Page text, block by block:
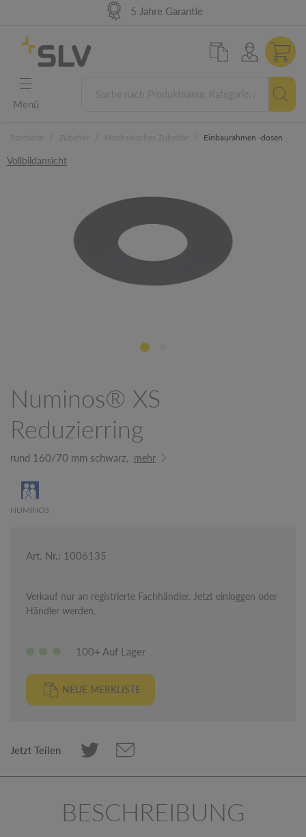
98% Warenverfügbarkeit
Lieferung 48h EU
5 Jahre Garantie
German Engineering
Menü
Einbaurahmen -dosen
Vollbildansicht
Numinos® XS
Reduzierring
rund 160/70 mm schwarz, mehr
NUMINOS
Art. Nr.: 1006135
Verkauf nur an registrierte Fachhändler. Jetzt einloggen oder
Händler werden.
100+ Auf Lager
NEUE MERKLISTE
Jetzt Teilen
BESCHREIBUNG